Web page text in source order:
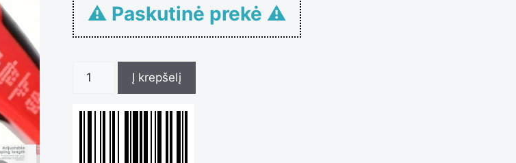
⚠ Paskutinė prekė ⚠
produkto
Į krepšelį